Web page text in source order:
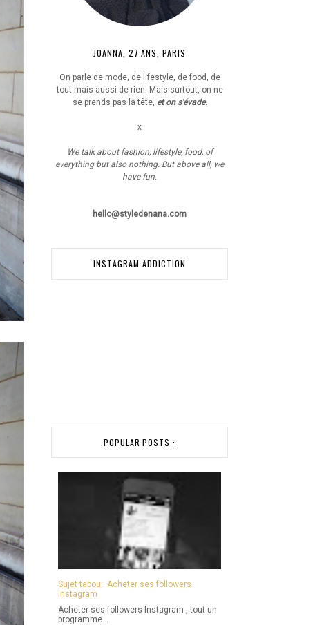
JOANNA, 27 ANS, PARIS
On parle de mode, de lifestyle, de food, de
tout mais aussi de rien. Mais surtout, on ne
se prends pas la tête, et on s'évade.
x
We talk about fashion, lifestyle, food, of
everything but also nothing. But above all, we
have fun.
hello@styledenana.com
INSTAGRAM ADDICTION
POPULAR POSTS :
Sujet tabou : Acheter ses followers
Instagram
Acheter ses followers Instagram , tout un
programme...